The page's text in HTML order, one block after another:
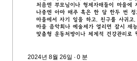
2024년 8월 26일 ∙ 0 분